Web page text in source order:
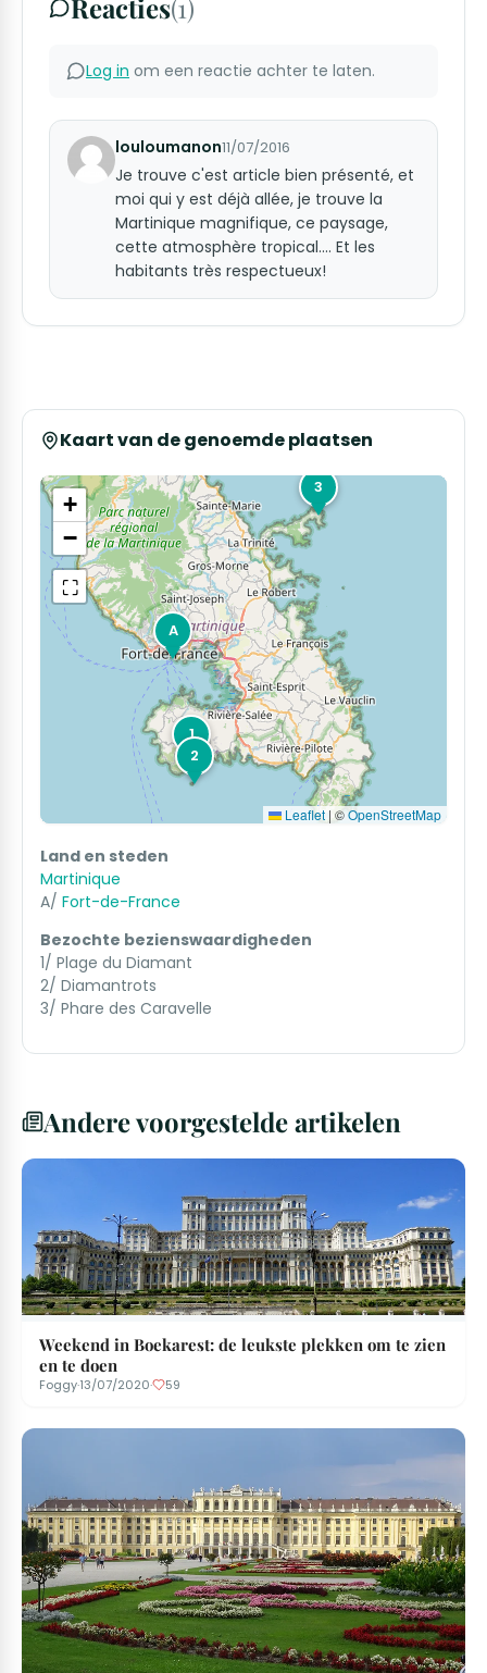
Reacties(1)
Log in om een reactie achter te laten.
louloumanon11/07/2016
Je trouve c'est article bien présenté, et
moi qui y est déjà allée, je trouve la
Martinique magnifique, ce paysage,
cette atmosphère tropical.... Et les
habitants très respectueux!
Kaart van de genoemde plaatsen
1
2
3
A
+
−
⛶
Leaflet | ©OpenStreetMap
Land en steden
Martinique
A/ Fort-de-France
Bezochte bezienswaardigheden
1/ Plage du Diamant
2/ Diamantrots
3/ Phare des Caravelle
Andere voorgestelde artikelen
Weekend in Boekarest: de leukste plekken om te zien
en te doen
Foggy·13/07/2020· 59